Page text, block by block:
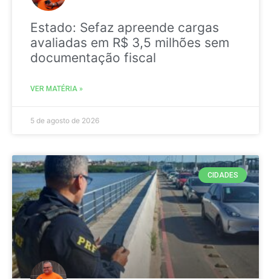
Estado: Sefaz apreende cargas
avaliadas em R$ 3,5 milhões sem
documentação fiscal
VER MATÉRIA »
5 de agosto de 2026
CIDADES